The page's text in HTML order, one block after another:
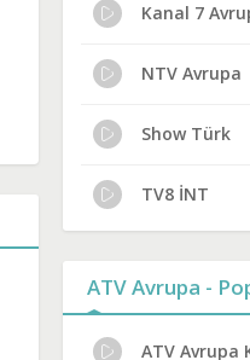
Kanal 7
NTV Avrupa
Show Türk
TV8 İNT
ATV Avrupa -
ATV Avrupa